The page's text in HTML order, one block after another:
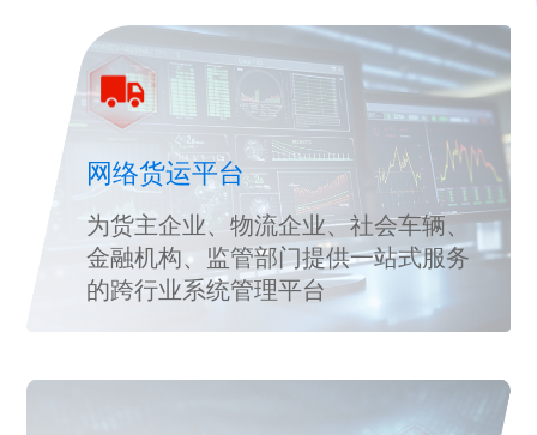
网络货运平台
为货主企业、物流企业、社会车辆、
金融机构、监管部门提供一站式服务
的跨行业系统管理平台